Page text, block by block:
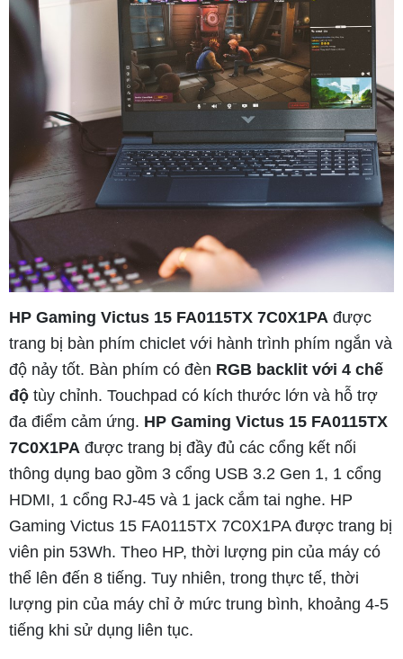
HP Gaming Victus 15 FA0115TX 7C0X1PA được
trang bị bàn phím chiclet với hành trình phím ngắn và
độ nảy tốt. Bàn phím có đèn RGB backlit với 4 chế
độ tùy chỉnh. Touchpad có kích thước lớn và hỗ trợ
đa điểm cảm ứng. HP Gaming Victus 15 FA0115TX
7C0X1PA được trang bị đầy đủ các cổng kết nối
thông dụng bao gồm 3 cổng USB 3.2 Gen 1, 1 cổng
HDMI, 1 cổng RJ-45 và 1 jack cắm tai nghe. HP
Gaming Victus 15 FA0115TX 7C0X1PA được trang bị
viên pin 53Wh. Theo HP, thời lượng pin của máy có
thể lên đến 8 tiếng. Tuy nhiên, trong thực tế, thời
lượng pin của máy chỉ ở mức trung bình, khoảng 4-5
tiếng khi sử dụng liên tục.